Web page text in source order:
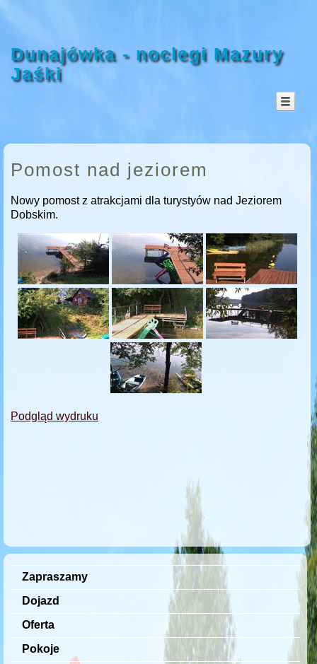
Dunajówka - noclegi Mazury
Jaśki
Pomost nad jeziorem
Nowy pomost z atrakcjami dla turystyów nad Jeziorem
Dobskim.
Podgląd wydruku
Zapraszamy
Dojazd
Oferta
Pokoje